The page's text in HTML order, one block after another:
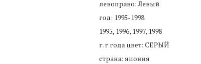
левоправо: Левый
год: 1995-1998
1995, 1996, 1997, 1998
г. г года цвет: СЕРЫЙ
страна: япония